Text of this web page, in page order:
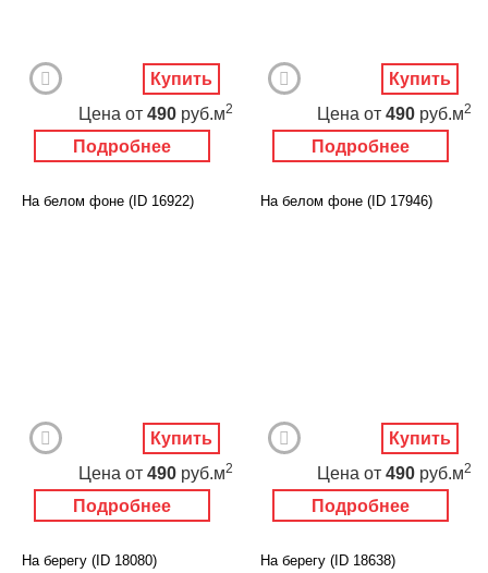
Подробнее
Цена от 490 руб.м2
Купить
Подробнее
Цена от 490 руб.м2
Купить
На белом фоне (ID 16922)
Подробнее
Цена от 490 руб.м2
Купить
На белом фоне (ID 17946)
Подробнее
Цена от 490 руб.м2
Купить
На берегу (ID 18080) На берегу (ID 18638)